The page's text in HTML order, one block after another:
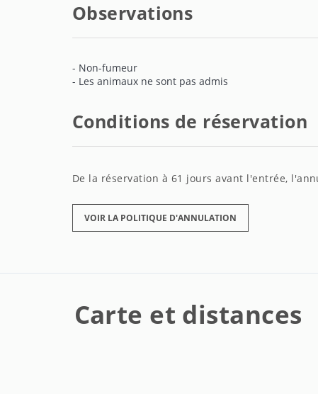
Observations
- Non-fumeur
- Les animaux ne sont pas admis
Conditions de réservation
De la réservation à 61 jours avant l'entrée,
VOIR LA POLITIQUE D'ANNULATION
Carte et distances